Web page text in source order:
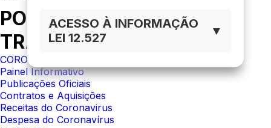
ACESSO À INFORMAÇÃO
LEI 12.527
▼
PORTAL DA
TRANSPARÊNCIA
CORONAVÍRUS
Painel Informativo
Publicações Oficiais
Contratos e Aquisições
Receitas do Coronavirus
Despesa do Coronavírus